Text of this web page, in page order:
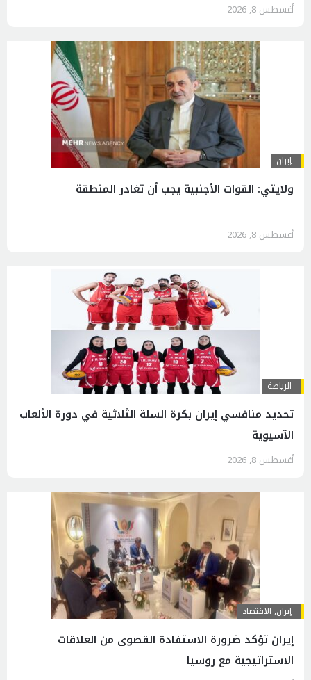
أغسطس 8, 2026
إيران
ولايتي: القوات الأجنبية يجب أن تغادر المنطقة
أغسطس 8, 2026
الرياضة
تحديد منافسي إيران بكرة السلة الثلاثية في دورة الألعاب
الآسيوية
أغسطس 8, 2026
إيران, الاقتصاد
إيران تؤكد ضرورة الاستفادة القصوى من العلاقات
الاستراتيجية مع روسيا